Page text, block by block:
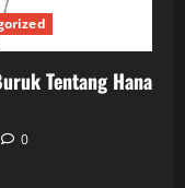
Tentang Hana
0